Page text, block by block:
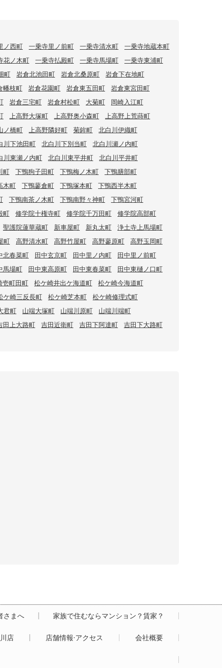
ノ西町 一乗寺里ノ前町 一乗寺清水町
一乗寺地蔵本町
花ノ木町
一乗寺払殿町 一乗寺馬場町
一乗寺東浦町
町
岩倉北池田町 岩倉北桑原町
岩倉下在地町
幡枝町
岩倉花園町 岩倉東五田町
岩倉東宮田町
岩倉三宅町 岩倉村松町 大菊町
岡崎入江町
上高野大塚町 上高野奥小森町
上高野上荒蒔町
ノ橋町
上高野隣好町 菊鉾町
北白川伊織町
川下池田町
北白川下別当町
北白川瀬ノ内町
川東瀬ノ内町
北白川東平井町
北白川平井町
町
下鴨狗子田町 下鴨梅ノ木町
下鴨膳部町
木町
下鴨蓼倉町 下鴨塚本町
下鴨西半木町
下鴨南茶ノ木町 下鴨南野々神町
下鴨宮河町
町
修学院十権寺町 修学院千万田町
修学院高部町
聖護院蓮華蔵町
新車屋町 新丸太町
浄土寺上馬場町
町
高野清水町 高野竹屋町 高野蓼原町
高野玉岡町
北春菜町
田中玄京町 田中里ノ内町
田中里ノ前町
馬場町
田中東高原町 田中東春菜町
田中東樋ノ口町
壱町田町
松ケ崎井出ケ海道町
松ケ崎今海道町
ケ崎三反長町
松ケ崎芝本町
松ケ崎修理式町
君町
山端大塚町 山端川原町
山端川端町
田上大路町
吉田近衛町 吉田下阿達町 吉田下大路町
さまへ 家族で住むならマンション？賃家？
店 店舗情報·アクセス 会社概要